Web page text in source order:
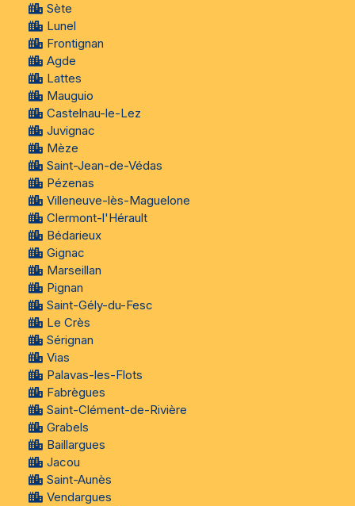
Sète
Lunel
Frontignan
Agde
Lattes
Mauguio
Castelnau-le-Lez
Juvignac
Mèze
Saint-Jean-de-Védas
Pézenas
Villeneuve-lès-Maguelone
Clermont-l'Hérault
Bédarieux
Gignac
Marseillan
Pignan
Saint-Gély-du-Fesc
Le Crès
Sérignan
Vias
Palavas-les-Flots
Fabrègues
Saint-Clément-de-Rivière
Grabels
Baillargues
Jacou
Saint-Aunès
Vendargues